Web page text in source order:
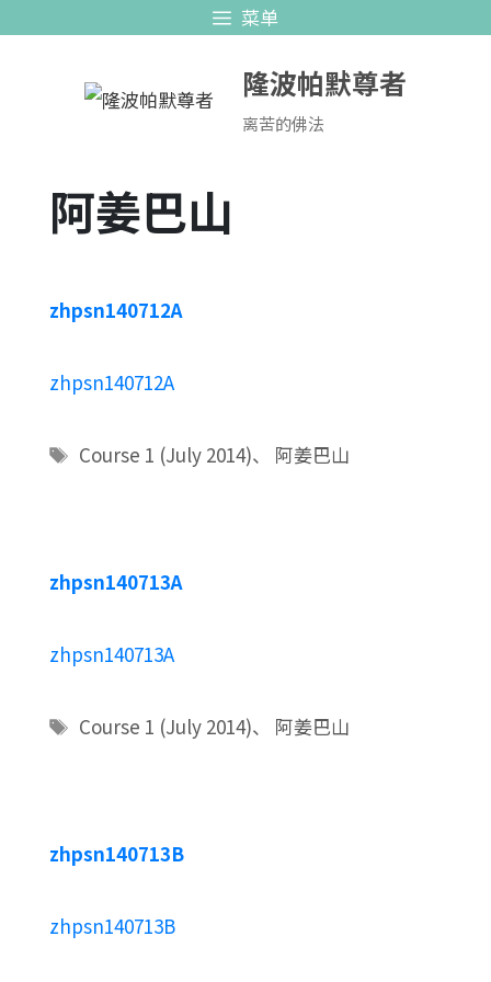
菜单
隆波帕默尊者
离苦的佛法
阿姜巴山
zhpsn140712A
zhpsn140712A
标
Course 1 (July 2014)、 阿姜巴山
zhpsn140713A
zhpsn140713A
标
Course 1 (July 2014)、 阿姜巴山
zhpsn140713B
zhpsn140713B